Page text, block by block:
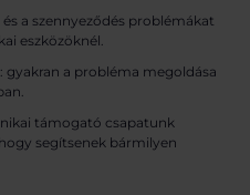
a szennyeződés problémákat
eszközöknél.
gyakran a probléma megoldása
támogató csapatunk
segítsenek bármilyen